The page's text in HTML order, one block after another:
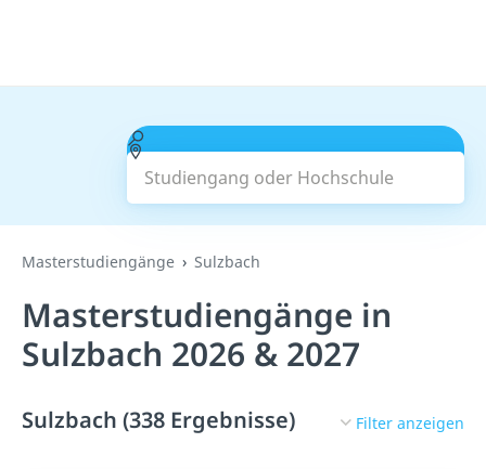
Studiengang oder Hochschule
Suchen
Masterstudiengänge Sulzbach
Masterstudiengänge in
Sulzbach 2026 & 2027
Sulzbach (338 Ergebnisse) Filter anzeigen